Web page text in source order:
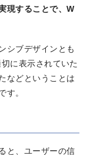
現することで、W
シブデザインとも
に表示されていた
などということは
す。
と、ユーザーの信